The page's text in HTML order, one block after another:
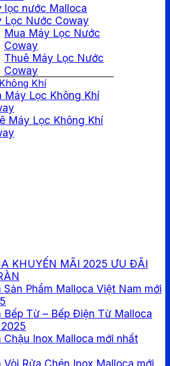
lọc nước Malloca
Lọc Nước Coway
Mua Máy Lọc Nước
Coway
Thuê Máy Lọc Nước
Coway
Khí
Máy Lọc Không Khí
Máy Lọc Không Khí
KHUYẾN MÃI 2025 ƯU ĐÃI
Sản Phẩm Malloca Việt Nam mới
Bếp Từ – Bếp Điện Từ Malloca
Chậu Inox Malloca mới nhất
Vòi Rửa Chén Inox Malloca mới